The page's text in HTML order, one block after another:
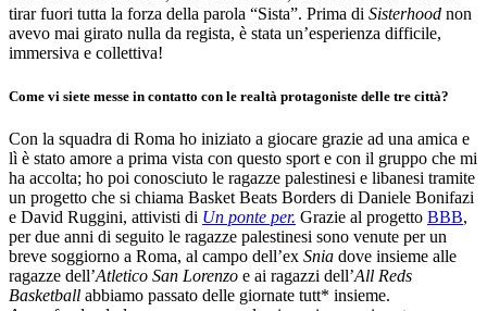
tirar fuori tutta la forza della parola “Sista”. Prima di Sisterhood non
avevo mai girato nulla da regista, è stata un’esperienza difficile,
immersiva e collettiva!
Come vi siete messe in contatto con le realtà protagoniste delle tre città?
Con la squadra di Roma ho iniziato a giocare grazie ad una amica e
lì è stato amore a prima vista con questo sport e con il gruppo che mi
ha accolta; ho poi conosciuto le ragazze palestinesi e libanesi tramite
un progetto che si chiama Basket Beats Borders di Daniele Bonifazi
e David Ruggini, attivisti di Un ponte per. Grazie al progetto BBB,
per due anni di seguito le ragazze palestinesi sono venute per un
breve soggiorno a Roma, al campo dell’ex Snia dove insieme alle
ragazze dell’Atletico San Lorenzo e ai ragazzi dell’All Reds
Basketball abbiamo passato delle giornate tutt* insieme.